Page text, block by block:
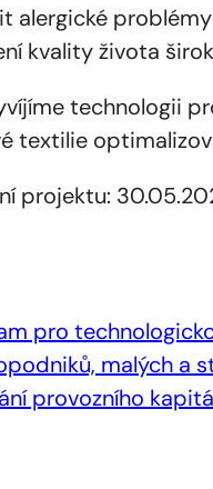
alergické
kvality života
technologii
textilie
projektu:
pro
malých a
provozního